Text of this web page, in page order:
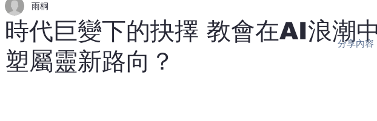
時代巨變下的抉擇 教會在AI浪潮
塑屬靈新路向？
雨桐
分享內容